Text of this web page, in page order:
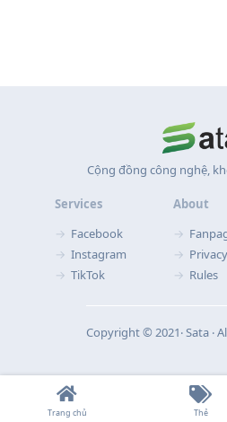
Cộng đồng công nghệ,
Services
Facebook
Instagram
TikTok
About
Privacy
Rules
Copyright © 2021‧ Sata ‧
Trang chủ Thẻ